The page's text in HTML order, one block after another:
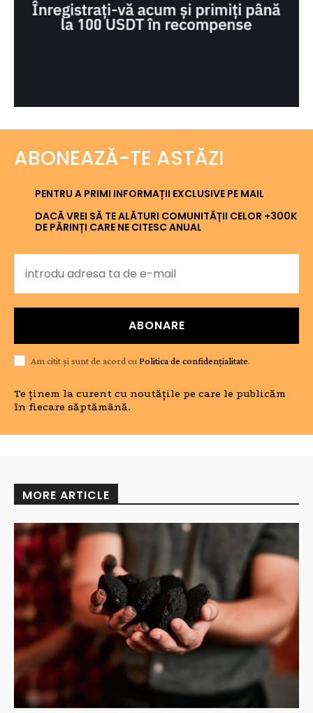
ABONEAZĂ-TE ASTĂZI
PENTRU A PRIMI INFORMAȚII EXCLUSIVE PE MAIL
DACĂ VREI SĂ TE ALĂTURI COMUNITĂȚII CELOR +300K
DE PĂRINȚI CARE NE CITESC ANUAL
ABONARE
Am citit și sunt de acord cu Politica de confidențialitate.
Te ținem la curent cu noutățile pe care le publicăm
în fiecare săptămână.
MORE ARTICLE